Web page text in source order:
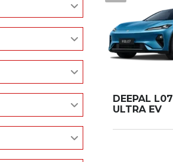
DEEPAL L07
ULTRA EV